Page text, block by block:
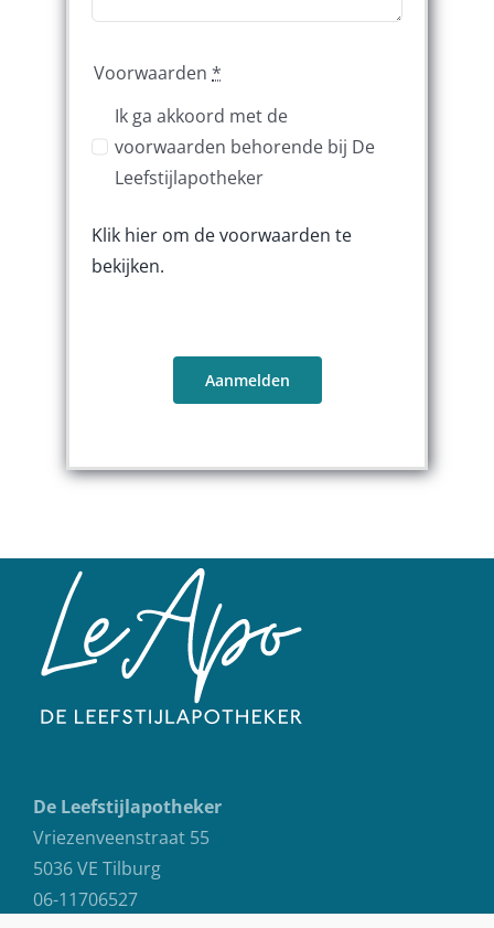
Voorwaarden *
Ik ga akkoord met de
voorwaarden behorende bij De
Leefstijlapotheker
Klik hier om de voorwaarden te
bekijken.
Aanmelden
De Leefstijlapotheker
Vriezenveenstraat 55
5036 VE Tilburg
06-11706527